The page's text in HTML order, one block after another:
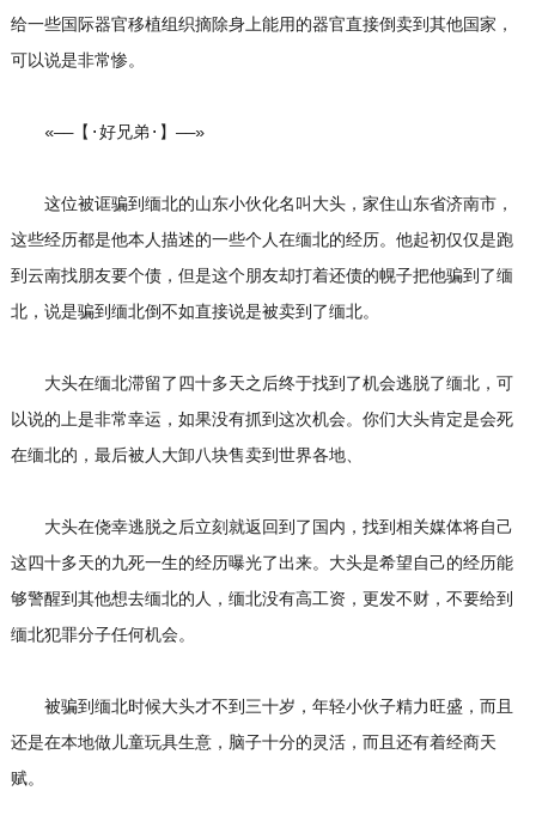
给一些国际器官移植组织摘除身上能用的器官直接倒卖到其他国家，
可以说是非常惨。
«——【·好兄弟·】——»
这位被诓骗到缅北的山东小伙化名叫大头，家住山东省济南市，
这些经历都是他本人描述的一些个人在缅北的经历。他起初仅仅是跑
到云南找朋友要个债，但是这个朋友却打着还债的幌子把他骗到了缅
北，说是骗到缅北倒不如直接说是被卖到了缅北。
大头在缅北滞留了四十多天之后终于找到了机会逃脱了缅北，可
以说的上是非常幸运，如果没有抓到这次机会。你们大头肯定是会死
在缅北的，最后被人大卸八块售卖到世界各地、
大头在侥幸逃脱之后立刻就返回到了国内，找到相关媒体将自己
这四十多天的九死一生的经历曝光了出来。大头是希望自己的经历能
够警醒到其他想去缅北的人，缅北没有高工资，更发不财，不要给到
缅北犯罪分子任何机会。
被骗到缅北时候大头才不到三十岁，年轻小伙子精力旺盛，而且
还是在本地做儿童玩具生意，脑子十分的灵活，而且还有着经商天
赋。